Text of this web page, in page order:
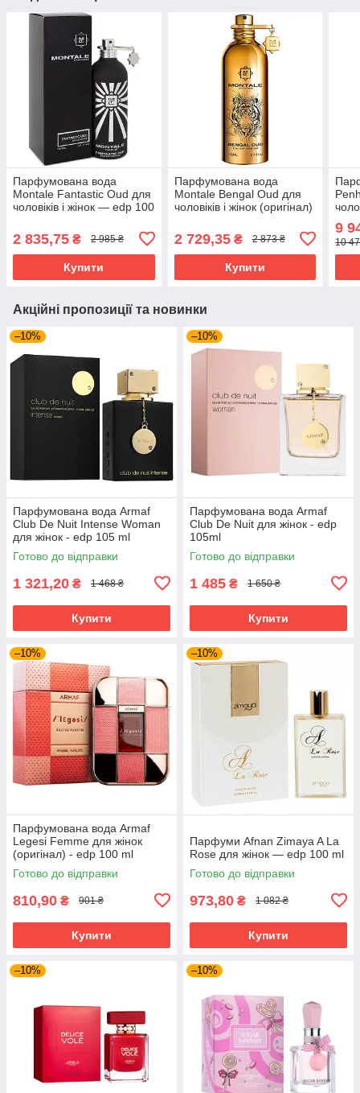
Парфумована вода
Montale Fantastic Oud для
чоловіків і жінок — edp 100
2 835,75 ₴ 2 985 ₴
Купити
Парфумована вода
Montale Bengal Oud для
чоловіків і жінок (оригінал)
2 729,35₴ 2 873 ₴
Купити
9
10
Акційні пропозиції та новинки
–10%
Парфумована вода Armaf
Club De Nuit Intense Woman
для жінок - edp 105 ml
Готово до відправки
1 321,20 ₴ 1 468 ₴
Купити
–10%
Парфумована вода Armaf
Club De Nuit для жінок - edp
105ml
Готово до відправки
1 485 ₴ 1 650 ₴
Купити
–10%
Парфумована вода Armaf
Legesi Femme для жінок
(оригінал) - edp 100 ml
Готово до відправки
810,90 ₴ 901 ₴
Купити
–10%
Парфуми Afnan Zimaya A La
Rose для жінок — edp 100 ml
Готово до відправки
973,80 ₴ 1 082 ₴
Купити
–10% –10%